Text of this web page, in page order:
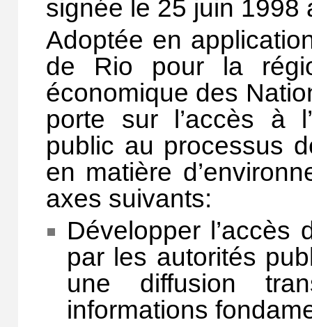
signée le 25 juin 1998
Adoptée en
de Rio pour la
économique des
porte sur l’accès à
public au processus
en matière
axes suivants:
Développer l’accès
par les autorités
une diffusion
informations